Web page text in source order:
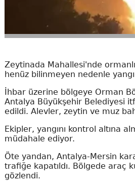
Zeytinada Mahallesi'nde
henüz bilinmeyen nedenle
İhbar üzerine bölgeye Orman
Antalya Büyükşehir Belediyesi
edildi. Alevler, zeytin ve muz
Ekipler, yangını kontrol altına
müdahale ediyor.
Öte yandan, Antalya-Mersin
trafiğe kapatıldı. Bölgede araç
gözlendi.